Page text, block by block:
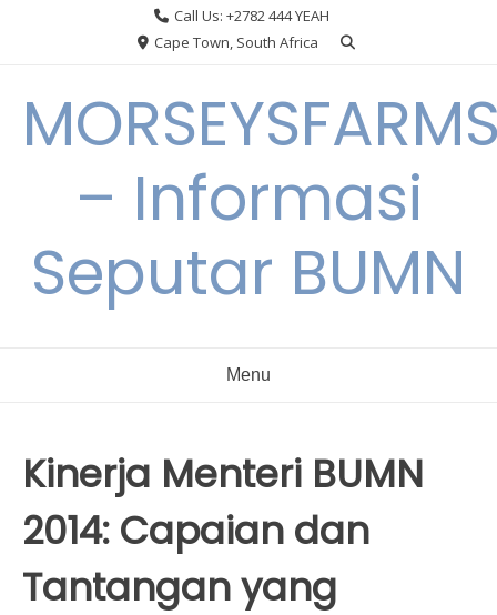
Call Us: +2782 444 YEAH
Cape Town, South Africa
– Informasi
Seputar BUMN
Menu
Kinerja Menteri BUMN
2014: Capaian dan
Tantangan yang